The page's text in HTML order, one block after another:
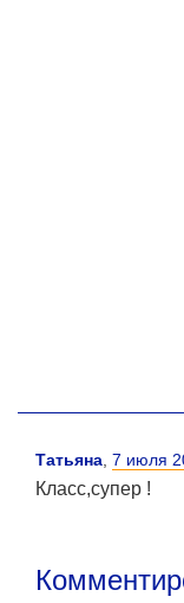
Татьяна 7 июля
Класс,супер !